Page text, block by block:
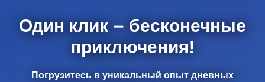
Один клик – бесконечные
приключения!
Погрузитесь в уникальный опыт дневных